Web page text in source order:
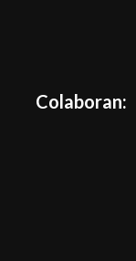
Colaboran: